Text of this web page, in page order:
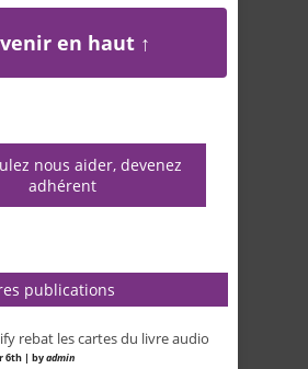
en haut ↑
nous aider, devenez
adhérent
publications
rebat les cartes du livre audio
6th | byadmin